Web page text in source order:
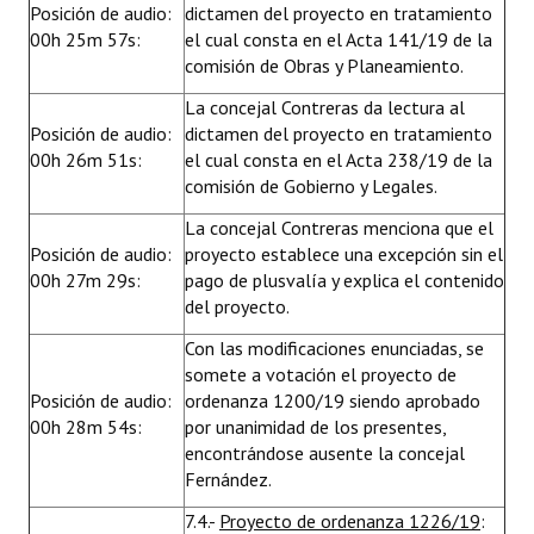
Posición de audio:
00h 25m 57s:
dictamen del proyecto en tratamiento
el cual consta en el Acta 141/19 de la
comisión de Obras y Planeamiento.
Posición de audio:
00h 26m 51s:
La concejal Contreras da lectura al
dictamen del proyecto en tratamiento
el cual consta en el Acta 238/19 de la
comisión de Gobierno y Legales.
Posición de audio:
00h 27m 29s:
La concejal Contreras menciona que el
proyecto establece una excepción sin el
pago de plusvalía y explica el contenido
del proyecto.
Posición de audio:
00h 28m 54s:
Con las modificaciones enunciadas, se
somete a votación el proyecto de
ordenanza 1200/19 siendo aprobado
por unanimidad de los presentes,
encontrándose ausente la concejal
Fernández.
7.4.- Proyecto de ordenanza 1226/19: